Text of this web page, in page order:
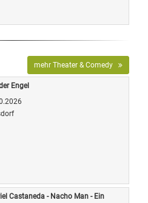
mehr Theater & Comedy
Engel
Castaneda - Nacho Man - Ein